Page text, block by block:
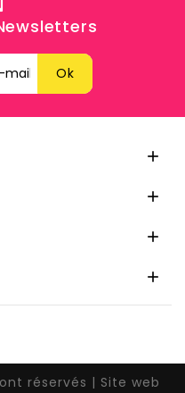




réservés | Site web